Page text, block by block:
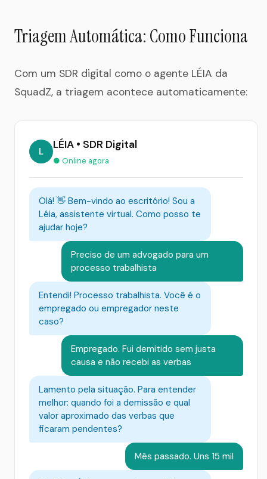
Triagem Automática: Como Funciona
Com um SDR digital como o agente LÉIA da
SquadZ, a triagem acontece automaticamente:
L
LÉIA • SDR Digital
● Online agora
Olá! 👋 Bem-vindo ao escritório! Sou a
Léia, assistente virtual. Como posso te
ajudar hoje?
Preciso de um advogado para um
processo trabalhista
Entendi! Processo trabalhista. Você é o
empregado ou empregador neste
caso?
Empregado. Fui demitido sem justa
causa e não recebi as verbas
Lamento pela situação. Para entender
melhor: quando foi a demissão e qual
valor aproximado das verbas que
ficaram pendentes?
Mês passado. Uns 15 mil